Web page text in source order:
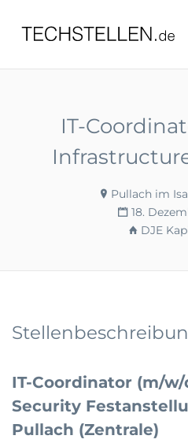
IT-
Pullach im
18.
DJE
IT-Coordinator (m/
Security
Pullach (Zentrale)